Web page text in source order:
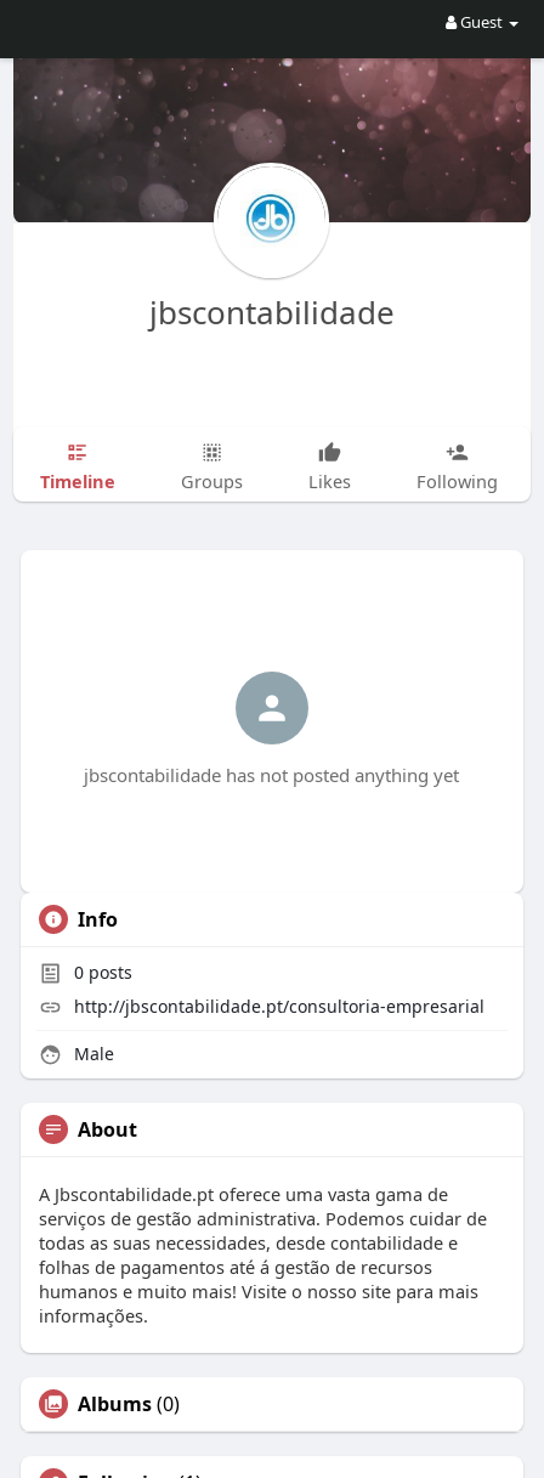
Guest
jbscontabilidade
Timeline Groups Likes Following
jbscontabilidade has not posted anything yet
Info
0posts
http://jbscontabilidade.pt/consultoria-empresarial
Male
About
A Jbscontabilidade.pt oferece uma vasta gama de
serviços de gestão administrativa. Podemos cuidar de
todas as suas necessidades, desde contabilidade e
folhas de pagamentos até á gestão de recursos
humanos e muito mais! Visite o nosso site para mais
informações.
Albums(0)